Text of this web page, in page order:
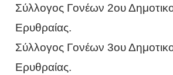
Σύλλογος Γονέων 2ου
Ερυθραίας.
Σύλλογος Γονέων 3ου
Ερυθραίας.